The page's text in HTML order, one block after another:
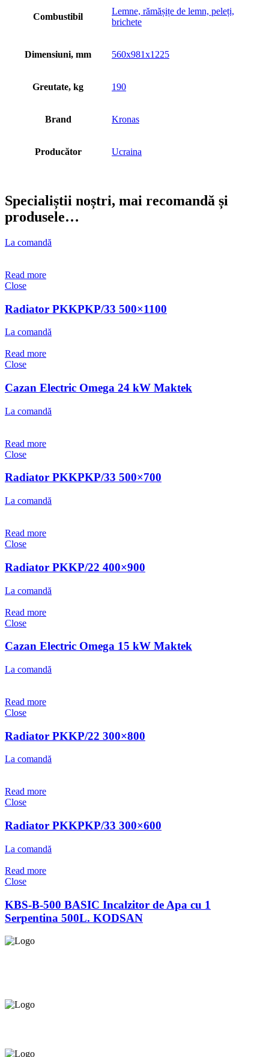
Combustibil
Lemne, rămășițe de lemn, peleți,
brichete
Dimensiuni, mm 560x981x1225
Greutate, kg 190
Brand Kronas
Producător Ucraina
Specialiștii noștri, mai recomandă și
produsele…
La comandă
Read more
Close
Radiator PKKPKP/33 500×1100
La comandă
Read more
Close
Cazan Electric Omega 24 kW Maktek
La comandă
Read more
Close
Radiator PKKPKP/33 500×700
La comandă
Read more
Close
Radiator PKKP/22 400×900
La comandă
Read more
Close
Cazan Electric Omega 15 kW Maktek
La comandă
Read more
Close
Radiator PKKP/22 300×800
La comandă
Read more
Close
Radiator PKKPKP/33 300×600
La comandă
Read more
Close
KBS-B-500 BASIC Incalzitor de Apa cu 1
Serpentina 500L. KODSAN